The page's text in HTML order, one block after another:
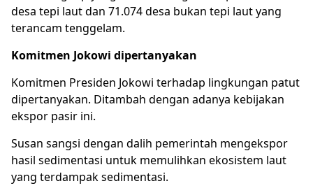
desa tepi laut dan 71.074 desa bukan tepi laut yang
terancam tenggelam.
Komitmen Jokowi dipertanyakan
Komitmen Presiden Jokowi terhadap lingkungan patut
dipertanyakan. Ditambah dengan adanya kebijakan
ekspor pasir ini.
Susan sangsi dengan dalih pemerintah mengekspor
hasil sedimentasi untuk memulihkan ekosistem laut
yang terdampak sedimentasi.